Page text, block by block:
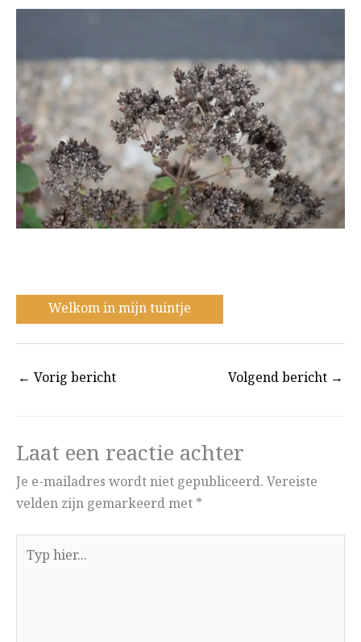
Welkom in mijn tuintje
← Vorig bericht Volgend bericht →
Laat een reactie achter
Je e-mailadres wordt niet gepubliceerd. Vereiste
velden zijn gemarkeerd met *
Typ
hier...